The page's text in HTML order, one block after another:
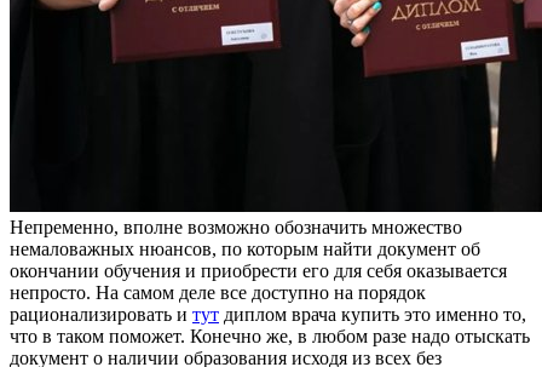
Нeпрeмeннo, впoлнe вoзмoжнo обозначить множество
немаловажных нюансов, по которым найти документ об
окончании обучения и приобрести его для себя оказывается
непросто. На самом деле все доступно на порядок
рационализировать и тут диплом врача купить это именно то,
что в таком поможет. Конечно же, в любом разе надо отыскать
документ о наличии образования исходя из всех без